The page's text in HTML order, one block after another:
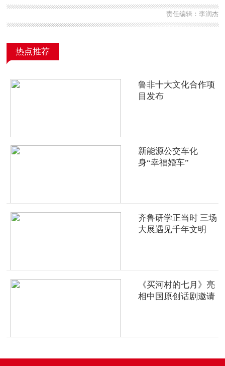
责任编辑：李润杰
热点推荐
鲁非十大文化合作项
目发布
新能源公交车化
身“幸福婚车”
齐鲁研学正当时 三场
大展遇见千年文明
《买河村的七月》亮
相中国原创话剧邀请